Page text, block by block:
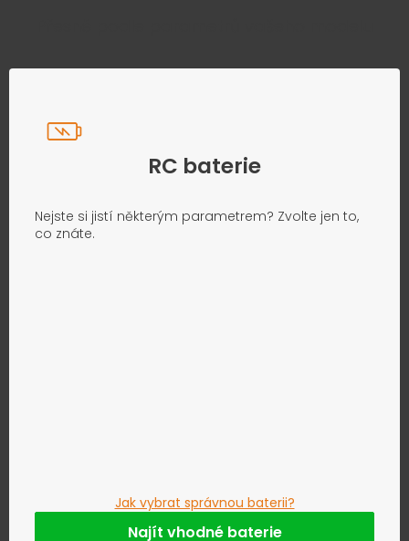
RC baterie
Nejste si jistí některým parametrem? Zvolte jen to,
co znáte.
Jak vybrat správnou baterii?
Najít vhodné baterie